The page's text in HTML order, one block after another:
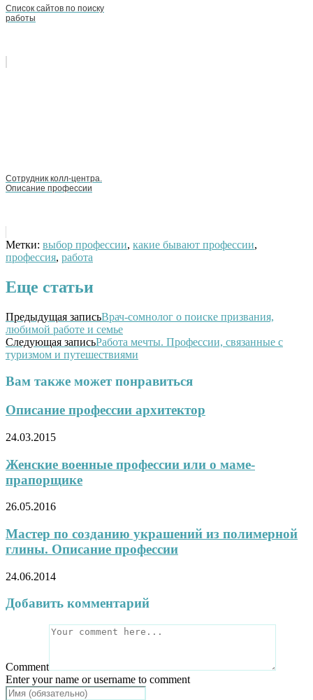
Список сайтов по поиску
работы
Сотрудник колл-центра.
Описание профессии
Метки: выбор профессии, какие бывают профессии,
профессия, работа
Еще статьи
Предыдущая записьВрач-сомнолог о поиске призвания,
любимой работе и семье
Следующая записьРабота мечты. Профессии, связанные с
туризмом и путешествиями
Вам также может понравиться
Описание профессии архитектор
24.03.2015
Женские военные профессии или о маме-
прапорщике
26.05.2016
Мастер по созданию украшений из полимерной
глины. Описание профессии
24.06.2014
Добавить комментарий
Comment
Enter your name or username to comment